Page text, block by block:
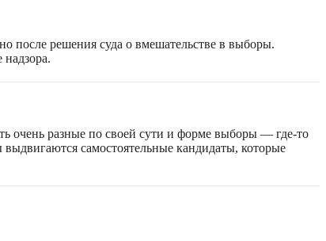
после решения суда о вмешательстве в выборы.
очень разные по своей сути и форме выборы — где-то
самостоятельные кандидаты, которые